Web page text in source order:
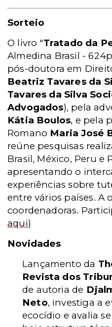
Sorteio
O livro "Tratado da
Almedina Brasil -
pós-doutora em
Beatriz Tavares da
Tavares da Silva
Advogados), pela
Kátia Boulos, e pela
Romano Maria José
reúne pesquisas
Brasil, México, Peru e
apresentando o
experiências sobre
entre vários países. A
coordenadoras.
aqui)
Novidades
Lançamento da
Revista dos
de autoria de
Neto, investiga a
ecocídio e avalia